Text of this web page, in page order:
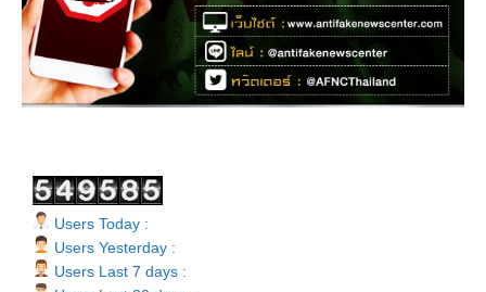
Users Today :
Users Yesterday :
Users Last 7 days :